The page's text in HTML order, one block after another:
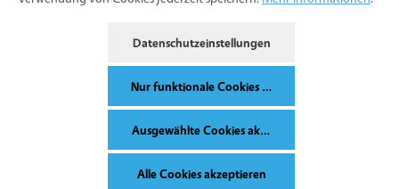
Nachnahmegebühren, wenn nicht anders angegeben.
Datenschutzeinstellungen
Nur funktionale Cookies akzeptieren
Ausgewählte Cookies akzeptieren
Alle Cookies akzeptieren